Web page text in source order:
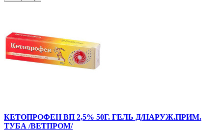
КЕТОПРОФЕН ВП 2,5% 50Г. ГЕЛЬ Д/НАРУЖ.ПРИМ.
ТУБА /ВЕТПРОМ/